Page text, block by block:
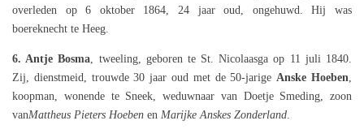
overleden op 6 oktober 1864, 24 jaar oud, ongehuwd. Hij was
boereknecht te Heeg.
6. Antje Bosma, tweeling, geboren te St. Nicolaasga op 11 juli 1840.
Zij, dienstmeid, trouwde 30 jaar oud met de 50-jarigeAnske Hoeben,
koopman, wonende te Sneek, weduwnaar van Doetje Smeding, zoon
vanMattheus Pieters Hoeben en Marijke Anskes Zonderland.